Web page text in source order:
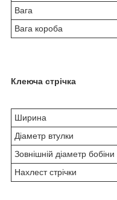
Вага
Вага короба
Клеюча стрічка
Ширина
Діаметр втулки
Зовнішній діаметр бобіни
Нахлест стрічки